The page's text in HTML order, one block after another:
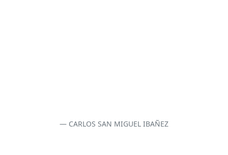
CARLOS SAN MIGUEL IBAÑEZ